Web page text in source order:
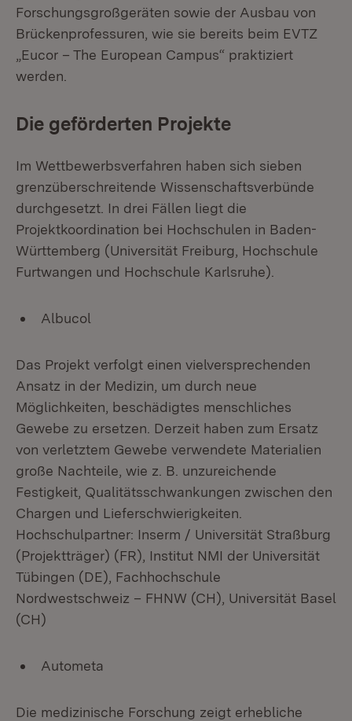
Forschungsgroßgeräten sowie der Ausbau von
Brückenprofessuren, wie sie bereits beim EVTZ
„Eucor – The European Campus“ praktiziert
werden.
Die geförderten Projekte
Im Wettbewerbsverfahren haben sich sieben
grenzüberschreitende Wissenschaftsverbünde
durchgesetzt. In drei Fällen liegt die
Projektkoordination bei Hochschulen in Baden-
Württemberg (Universität Freiburg, Hochschule
Furtwangen und Hochschule Karlsruhe).
Albucol
Das Projekt verfolgt einen vielversprechenden
Ansatz in der Medizin, um durch neue
Möglichkeiten, beschädigtes menschliches
Gewebe zu ersetzen. Derzeit haben zum Ersatz
von verletztem Gewebe verwendete Materialien
große Nachteile, wie z. B. unzureichende
Festigkeit, Qualitätsschwankungen zwischen den
Chargen und Lieferschwierigkeiten.
Hochschulpartner: Inserm / Universität Straßburg
(Projektträger) (FR), Institut NMI der Universität
Tübingen (DE), Fachhochschule
Nordwestschweiz – FHNW (CH), Universität Basel
(CH)
Autometa
Die medizinische Forschung zeigt erhebliche